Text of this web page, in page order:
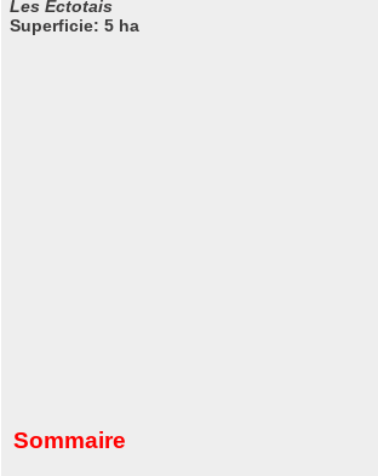
Les Ectotais
Superficie: 5 ha
Sommaire